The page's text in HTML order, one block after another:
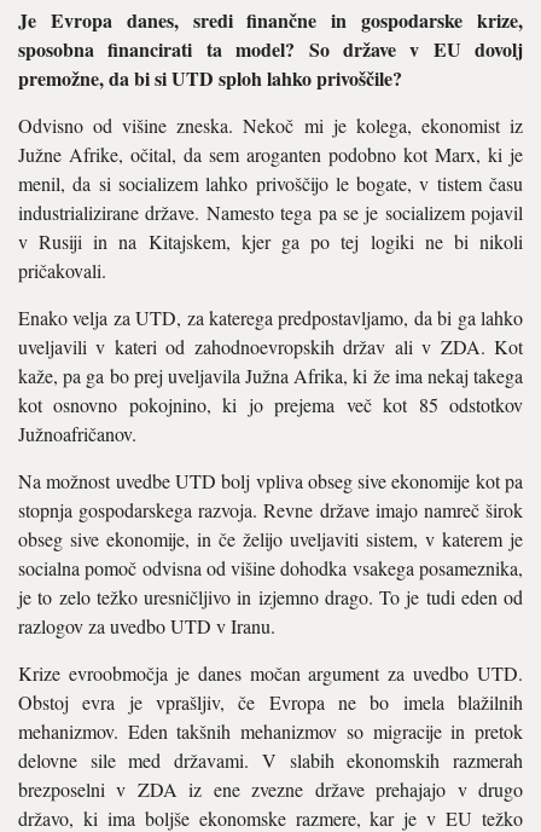
Je Evropa danes, sredi finančne in gospodarske krize,
sposobna financirati ta model? So države v EU dovolj
premožne, da bi si UTD sploh lahko privoščile?
Odvisno od višine zneska. Nekoč mi je kolega, ekonomist iz
Južne Afrike, očital, da sem aroganten podobno kot Marx, ki je
menil, da si socializem lahko privoščijo le bogate, v tistem času
industrializirane države. Namesto tega pa se je socializem pojavil
v Rusiji in na Kitajskem, kjer ga po tej logiki ne bi nikoli
pričakovali.
Enako velja za UTD, za katerega predpostavljamo, da bi ga lahko
uveljavili v kateri od zahodnoevropskih držav ali v ZDA. Kot
kaže, pa ga bo prej uveljavila Južna Afrika, ki že ima nekaj takega
kot osnovno pokojnino, ki jo prejema več kot 85 odstotkov
Južnoafričanov.
Na možnost uvedbe UTD bolj vpliva obseg sive ekonomije kot pa
stopnja gospodarskega razvoja. Revne države imajo namreč širok
obseg sive ekonomije, in če želijo uveljaviti sistem, v katerem je
socialna pomoč odvisna od višine dohodka vsakega posameznika,
je to zelo težko uresničljivo in izjemno drago. To je tudi eden od
razlogov za uvedbo UTD v Iranu.
Krize evroobmočja je danes močan argument za uvedbo UTD.
Obstoj evra je vprašljiv, če Evropa ne bo imela blažilnih
mehanizmov. Eden takšnih mehanizmov so migracije in pretok
delovne sile med državami. V slabih ekonomskih razmerah
brezposelni v ZDA iz ene zvezne države prehajajo v drugo
državo, ki ima boljše ekonomske razmere, kar je v EU težko